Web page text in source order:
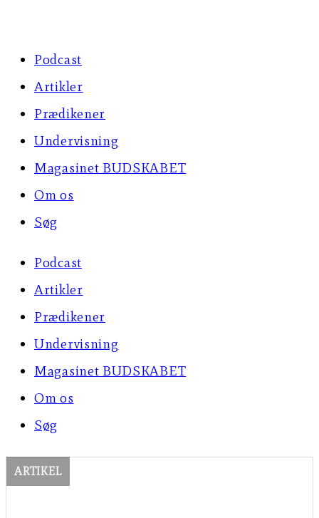
Podcast
Artikler
Prædikener
Undervisning
Magasinet BUDSKABET
Om os
Søg
Podcast
Artikler
Prædikener
Undervisning
Magasinet BUDSKABET
Om os
Søg
ARTIKEL